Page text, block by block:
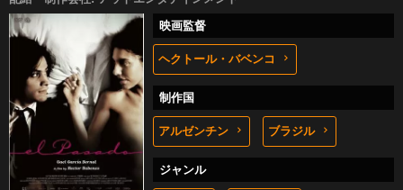
映画監督
ヘクトール・バベンコ
制作国
アルゼンチン ブラジル
ジャンル